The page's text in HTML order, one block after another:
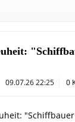
09.07.26 22:25 0